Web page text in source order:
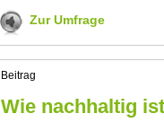
Zur Umfrage
Beitrag
Wie nachhaltig